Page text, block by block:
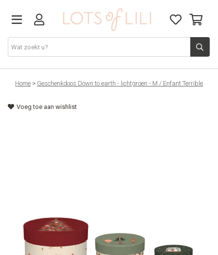
VADERDAG
SOLDEN
JUF/MEESTER
WONEN
Home > Geschenkdoos Down to earth - lichtgroen - M / Enfant Terrible
Voeg toe aan wishlist